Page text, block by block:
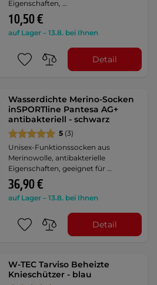
Eigenschaften, …
10,50 €
auf Lager – 13.8. bei Ihnen
Detail
Wasserdichte Merino-Socken
inSPORTline Pantesa AG+
antibakteriell - schwarz
5 (3)
Unisex-Funktionssocken aus
Merinowolle, antibakterielle
Eigenschaften, geeignet für …
36,90 €
auf Lager – 13.8. bei Ihnen
Detail
W-TEC Tarviso Beheizte
Knieschützer - blau